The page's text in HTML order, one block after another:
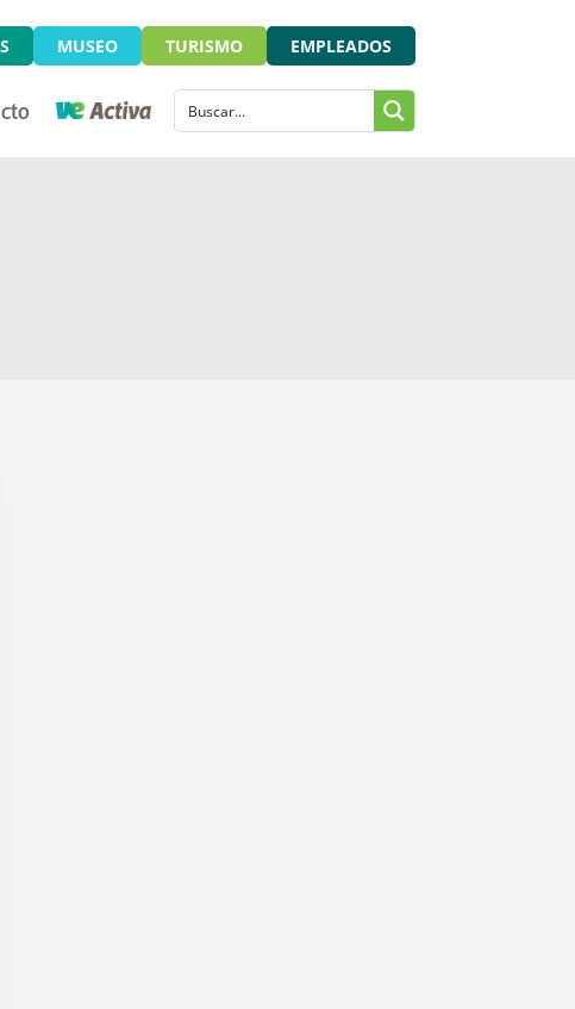
MUSEO TURISMO EMPLEADOS